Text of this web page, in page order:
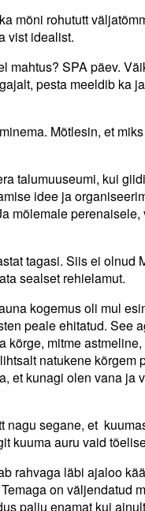
mõni rohututt
vist idealist.
mahtus? SPA päev.
pesta meeldib ka
Mõtlesin, et
talumuuseumi, kui
idee ja
mõlemale
tagasi. Siis ei olnud
sealset rehielamut.
kogemus oli mul
peale ehitatud. See
kõrge, mitme
natukene kõrgem
et kunagi olen vana ja
nagu segane, et
kuuma auru vaid
rahvaga läbi ajaloo
on väljendatud
palju enamat kui